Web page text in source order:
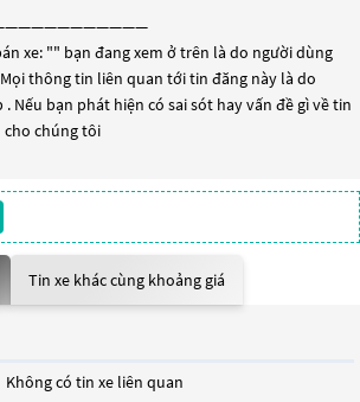
xe: "" bạn đang xem ở trên là do người dùng
thông tin liên quan tới tin đăng này là do
Nếu bạn phát hiện có sai sót hay vấn đề gì về tin
cho chúng tôi
Tin xe khác cùng khoảng giá
Không có tin xe liên quan